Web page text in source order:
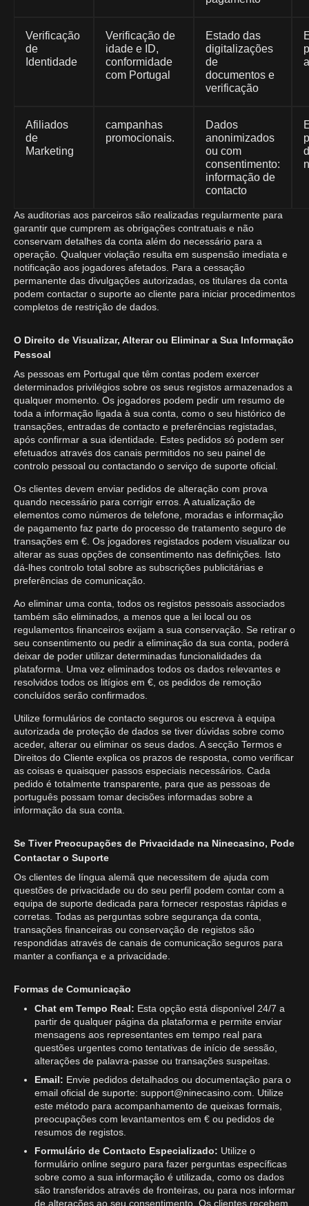
Verificação
de
Identidade
Verificação de
idade e ID,
conformidade
com Portugal
Estado das
digitalizações
de
documentos e
verificação
Afiliados
de
Marketing
campanhas
promocionais.
Dados
anonimizados
ou com
consentimento:
informação de
contacto
As auditorias aos parceiros são realizadas regularmente para
garantir que cumprem as obrigações contratuais e não
conservam detalhes da conta além do necessário para a
operação. Qualquer violação resulta em suspensão imediata e
notificação aos jogadores afetados. Para a cessação
permanente das divulgações autorizadas, os titulares da conta
podem contactar o suporte ao cliente para iniciar procedimentos
completos de restrição de dados.
O Direito de Visualizar, Alterar ou Eliminar a Sua Informação
Pessoal
As pessoas em Portugal que têm contas podem exercer
determinados privilégios sobre os seus registos armazenados a
qualquer momento. Os jogadores podem pedir um resumo de
toda a informação ligada à sua conta, como o seu histórico de
transações, entradas de contacto e preferências registadas,
após confirmar a sua identidade. Estes pedidos só podem ser
efetuados através dos canais permitidos no seu painel de
controlo pessoal ou contactando o serviço de suporte oficial.
Os clientes devem enviar pedidos de alteração com prova
quando necessário para corrigir erros. A atualização de
elementos como números de telefone, moradas e informação
de pagamento faz parte do processo de tratamento seguro de
transações em €. Os jogadores registados podem visualizar ou
alterar as suas opções de consentimento nas definições. Isto
dá-lhes controlo total sobre as subscrições publicitárias e
preferências de comunicação.
Ao eliminar uma conta, todos os registos pessoais associados
também são eliminados, a menos que a lei local ou os
regulamentos financeiros exijam a sua conservação. Se retirar o
seu consentimento ou pedir a eliminação da sua conta, poderá
deixar de poder utilizar determinadas funcionalidades da
plataforma. Uma vez eliminados todos os dados relevantes e
resolvidos todos os litígios em €, os pedidos de remoção
concluídos serão confirmados.
Utilize formulários de contacto seguros ou escreva à equipa
autorizada de proteção de dados se tiver dúvidas sobre como
aceder, alterar ou eliminar os seus dados. A secção Termos e
Direitos do Cliente explica os prazos de resposta, como verificar
as coisas e quaisquer passos especiais necessários. Cada
pedido é totalmente transparente, para que as pessoas de
português possam tomar decisões informadas sobre a
informação da sua conta.
Se Tiver Preocupações de Privacidade na Ninecasino, Pode
Contactar o Suporte
Os clientes de língua alemã que necessitem de ajuda com
questões de privacidade ou do seu perfil podem contar com a
equipa de suporte dedicada para fornecer respostas rápidas e
corretas. Todas as perguntas sobre segurança da conta,
transações financeiras ou conservação de registos são
respondidas através de canais de comunicação seguros para
manter a confiança e a privacidade.
Formas de Comunicação
Chat em Tempo Real: Esta opção está disponível 24/7 a
partir de qualquer página da plataforma e permite enviar
mensagens aos representantes em tempo real para
questões urgentes como tentativas de início de sessão,
alterações de palavra-passe ou transações suspeitas.
Email: Envie pedidos detalhados ou documentação para o
email oficial de suporte: support@ninecasino.com . Utilize
este método para acompanhamento de queixas formais,
preocupações com levantamentos em € ou pedidos de
resumos de registos.
Formulário de Contacto Especializado: Utilize o
formulário online seguro para fazer perguntas específicas
sobre como a sua informação é utilizada, como os dados
são transferidos através de fronteiras, ou para nos informar
de alterações ao seu consentimento. Os clientes recebem